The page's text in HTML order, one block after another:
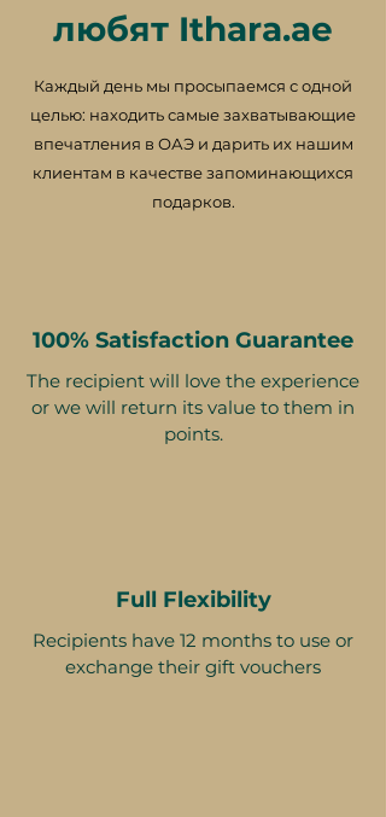
любят Ithara.ae
Каждый день мы просыпаемся с одной
целью: находить самые захватывающие
впечатления в ОАЭ и дарить их нашим
клиентам в качестве запоминающихся
подарков.
100% Satisfaction Guarantee
The recipient will love the experience
or we will return its value to them in
points.
Full Flexibility
Recipients have 12 months to use or
exchange their gift vouchers